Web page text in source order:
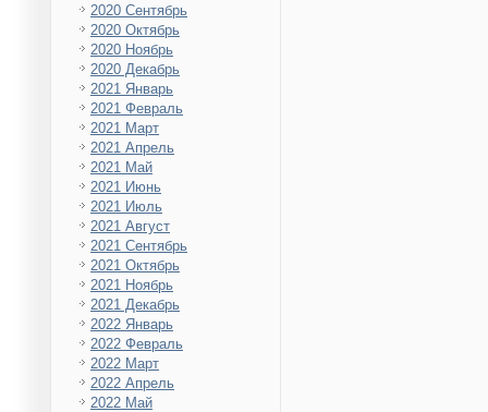
2020 Сентябрь
2020 Октябрь
2020 Ноябрь
2020 Декабрь
2021 Январь
2021 Февраль
2021 Март
2021 Апрель
2021 Май
2021 Июнь
2021 Июль
2021 Август
2021 Сентябрь
2021 Октябрь
2021 Ноябрь
2021 Декабрь
2022 Январь
2022 Февраль
2022 Март
2022 Апрель
2022 Май